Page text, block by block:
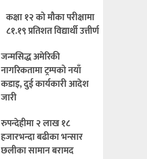
कक्षा १२ को मौका परीक्षामा
८१.१९ प्रतिशत विद्यार्थी उत्तीर्ण
जन्मसिद्ध अमेरिकी
नागरिकतामा ट्रम्पको नयाँ
कडाइ, दुई कार्यकारी आदेश
जारी
रुपन्देहीमा २ लाख १८
हजारभन्दा बढीका भन्सार
छलीका सामान बरामद